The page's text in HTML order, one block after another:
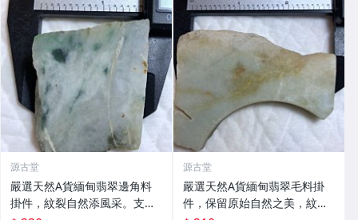
源古堂
嚴選天然A貨緬甸翡翠邊角料
掛件，紋裂自然添風采。支持
源古堂
嚴選天然A貨緬甸翡翠毛料掛
件，保留原始自然之美，紋裂